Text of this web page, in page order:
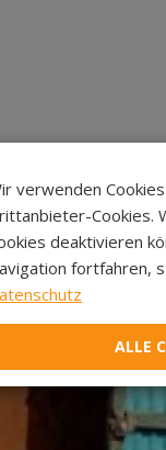
verwenden
Cookies.
deaktivieren
fortfahren,
ALLE